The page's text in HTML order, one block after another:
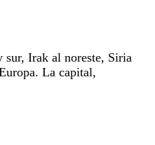
sur, Irak al noreste, Siria
La capital,